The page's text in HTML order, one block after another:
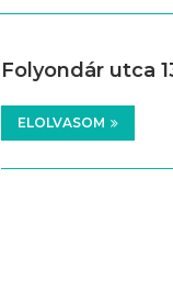
Folyondár utca
ELOLVASOM